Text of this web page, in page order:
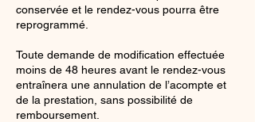
conservée et le rendez-vous pourra être
reprogrammé.
Toute demande de modification effectuée
moins de 48 heures avant le rendez-vous
entraînera une annulation de l’acompte et
de la prestation, sans possibilité de
remboursement.